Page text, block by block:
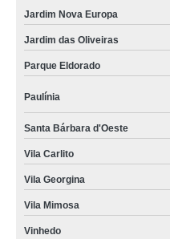
Jardim Nova Europa
Jardim das Oliveiras
Parque Eldorado
Paulínia
Santa Bárbara d'Oeste
Vila Carlito
Vila Georgina
Vila Mimosa
Vinhedo